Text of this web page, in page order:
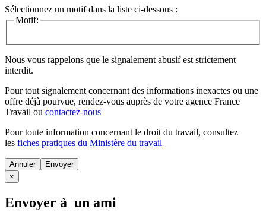
Sélectionnez un motif dans la liste ci-dessous :
Motif:
Nous vous rappelons que le signalement abusif est strictement
interdit.
Pour tout signalement concernant des informations inexactes ou une
offre déjà pourvue, rendez-vous auprès de votre agence France
Travail ou contactez-nous
Pour toute information concernant le droit du travail, consultez
les fiches pratiques du Ministère du travail
Annuler
×
Envoyer à un ami